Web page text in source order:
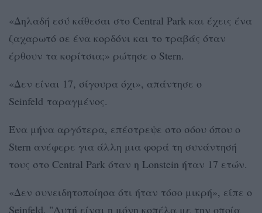
«Δηλαδή εσύ κάθεσαι στο Central Park και έχεις ένα
ζαχαρωτό σε ένα κορδόνι και το τραβάς όταν
έρθουν τα κορίτσια;» ρώτησε ο Stern.
«Δεν είναι 17, σίγουρα όχι», απάντησε ο
Seinfeld ταραγμένος.
Ένα μήνα αργότερα, επέστρεψε στο σόου όπου ο
Stern ανέφερε για άλλη μια φορά τη συνάντησή
τους στο Central Park όταν η Lonstein ήταν 17 ετών.
«Δεν συνειδητοποίησα ότι ήταν τόσο μικρή», είπε ο
Seinfeld. "Αυτή είναι η μόνη κοπέλα με την οποία